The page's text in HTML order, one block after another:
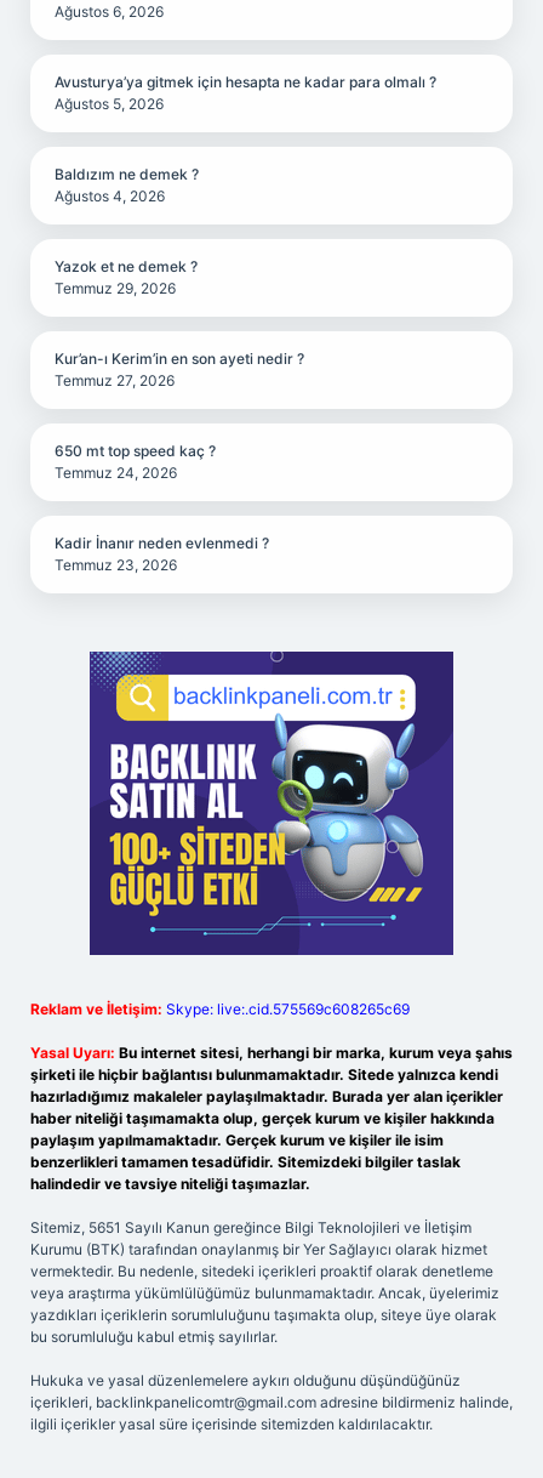
Ağustos 6, 2026
Avusturya’ya gitmek için hesapta ne kadar para olmalı ?
Ağustos 5, 2026
Baldızım ne demek ?
Ağustos 4, 2026
Yazok et ne demek ?
Temmuz 29, 2026
Kur’an-ı Kerim’in en son ayeti nedir ?
Temmuz 27, 2026
650 mt top speed kaç ?
Temmuz 24, 2026
Kadir İnanır neden evlenmedi ?
Temmuz 23, 2026
Reklam ve İletişim: Skype: live:.cid.575569c608265c69
Yasal Uyarı: Bu internet sitesi, herhangi bir marka, kurum veya şahıs
şirketi ile hiçbir bağlantısı bulunmamaktadır. Sitede yalnızca kendi
hazırladığımız makaleler paylaşılmaktadır. Burada yer alan içerikler
haber niteliği taşımamakta olup, gerçek kurum ve kişiler hakkında
paylaşım yapılmamaktadır. Gerçek kurum ve kişiler ile isim
benzerlikleri tamamen tesadüfidir. Sitemizdeki bilgiler taslak
halindedir ve tavsiye niteliği taşımazlar.
Sitemiz, 5651 Sayılı Kanun gereğince Bilgi Teknolojileri ve İletişim
Kurumu (BTK) tarafından onaylanmış bir Yer Sağlayıcı olarak hizmet
vermektedir. Bu nedenle, sitedeki içerikleri proaktif olarak denetleme
veya araştırma yükümlülüğümüz bulunmamaktadır. Ancak, üyelerimiz
yazdıkları içeriklerin sorumluluğunu taşımakta olup, siteye üye olarak
bu sorumluluğu kabul etmiş sayılırlar.
Hukuka ve yasal düzenlemelere aykırı olduğunu düşündüğünüz
içerikleri, backlinkpanelicomtr@gmail.com adresine bildirmeniz halinde,
ilgili içerikler yasal süre içerisinde sitemizden kaldırılacaktır.